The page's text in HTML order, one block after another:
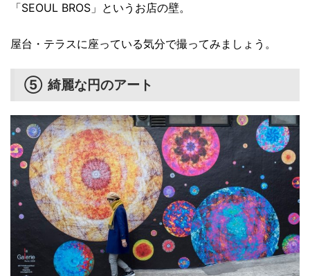
「SEOUL BROS」というお店の壁。
屋台・テラスに座っている気分で撮ってみましょう。
⑤ 綺麗な円のアート